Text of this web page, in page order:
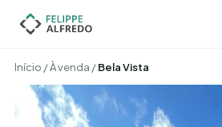
Início /À venda /Bela Vista